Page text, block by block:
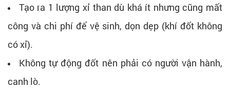
Tạo ra 1 lượng xỉ than dù khá ít nhưng cũng mất
công và chi phí để vệ sinh, dọn dẹp (khí đốt không
có xỉ).
Không tự động đốt nên phải có người vận hành,
canh lò.